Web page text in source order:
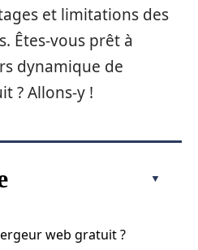
et limitations des
Êtes-vous prêt à
dynamique de
? Allons-y !
web gratuit ?